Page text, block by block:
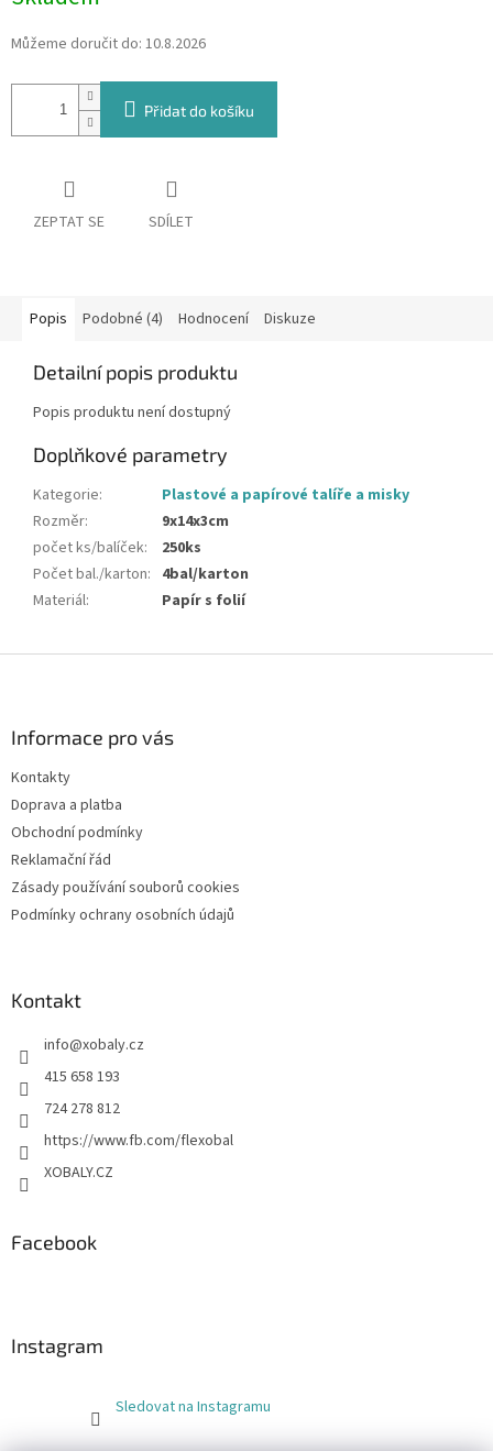
Můžeme doručit do: 10.8.2026
Přidat do košíku
ZEPTAT SE SDÍLET
Popis Podobné (4) Hodnocení Diskuze
Detailní popis produktu
Popis produktu není dostupný
Doplňkové parametry
Kategorie:
Plastové a papírové talíře a misky
Rozměr:
9x14x3cm
počet ks/balíček:
250ks
Počet bal./karton: 4bal/karton
Materiál: Papír s folií
Informace pro vás
Kontakty
Doprava a platba
Obchodní podmínky
Reklamační řád
Zásady používání souborů cookies
Podmínky ochrany osobních údajů
Kontakt
info@xobaly.cz
415 658 193
724 278 812
https://www.fb.com/flexobal
XOBALY.CZ
Facebook
Instagram
Sledovat na Instagramu